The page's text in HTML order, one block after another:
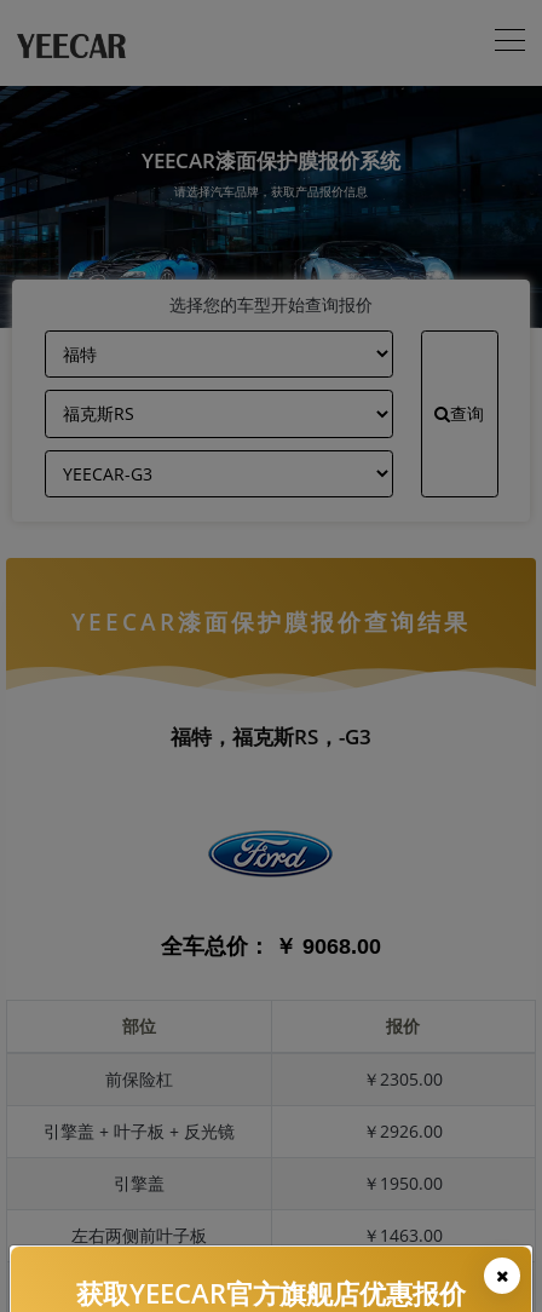
YEECAR漆面保护膜报价系统
请选择汽车品牌，获取产品报价信息
选择您的车型开始查询报价
查询
YEECAR漆面保护膜报价查询结果
福特，福克斯RS，-G3
全车总价： ￥ 9068.00
部位 报价
前保险杠 ￥2305.00
引擎盖 + 叶子板 + 反光镜 ￥2926.00
引擎盖 ￥1950.00
左右两侧前叶子板 ￥1463.00
反光镜 ￥291.00
获取YEECAR官方旗舰店优惠报价